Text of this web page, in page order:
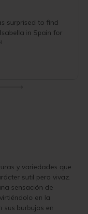
surprised to find
in Spain for
y variedades que
sutil pero vivaz.
sensación de
en la
sus burbujas en